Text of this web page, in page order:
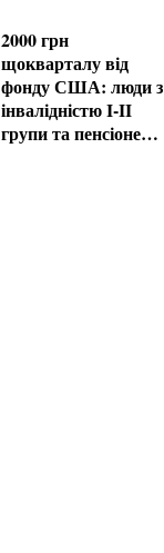
2000 грн
щокварталу від
фонду США: люди з
інвалідністю I-II
групи та пенсіонери